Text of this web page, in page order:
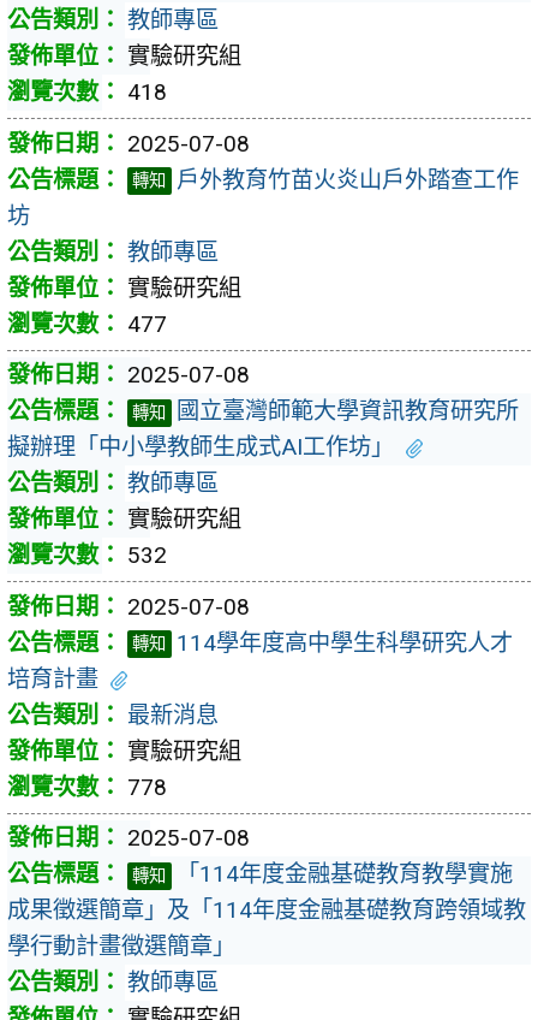
教師專區
實驗研究組
418
2025-07-08
轉知
戶外教育竹苗火炎山戶外踏查工作
坊
教師專區
實驗研究組
477
2025-07-08
轉知
國立臺灣師範大學資訊教育研究所
擬辦理「中小學教師生成式AI工作坊」
教師專區
實驗研究組
532
2025-07-08
轉知
114學年度高中學生科學研究人才
培育計畫
最新消息
實驗研究組
778
2025-07-08
轉知
「114年度金融基礎教育教學實施
成果徵選簡章」及「114年度金融基礎教育跨領域教
學行動計畫徵選簡章」
教師專區